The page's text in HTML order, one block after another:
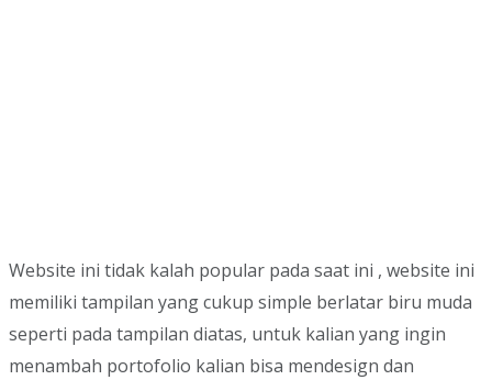
Website ini tidak kalah popular pada saat ini , website ini
memiliki tampilan yang cukup simple berlatar biru muda
seperti pada tampilan diatas, untuk kalian yang ingin
menambah portofolio kalian bisa mendesign dan